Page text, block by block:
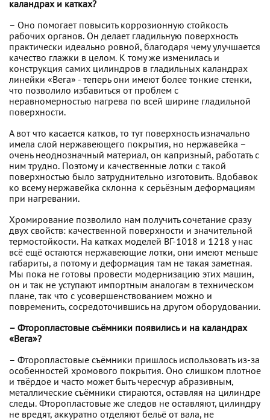
каландрах и катках?
– Оно помогает повысить коррозионную стойкость
рабочих органов. Он делает гладильную поверхность
практически идеально ровной, благодаря чему улучшается
качество глажки в целом. К тому же изменилась и
конструкция самих цилиндров в гладильных каландрах
линейки «Вега» - теперь они имеют более тонкие стенки,
что позволило избавиться от проблем с
неравномерностью нагрева по всей ширине гладильной
поверхности.
А вот что касается катков, то тут поверхность изначально
имела слой нержавеющего покрытия, но нержавейка –
очень неоднозначный материал, он капризный, работать с
ним трудно. Поэтому и качественные лотки с такой
поверхностью было затруднительно изготовить. Вдобавок
ко всему нержавейка склонна к серьёзным деформациям
при нагревании.
Хромирование позволило нам получить сочетание сразу
двух свойств: качественной поверхности и значительной
термостойкости. На катках моделей ВГ-1018 и 1218 у нас
всё ещё остаются нержавеющие лотки, они имеют меньше
габариты, а потому и деформация там не такая заметная.
Мы пока не готовы провести модернизацию этих машин,
он и так не уступают импортным аналогам в техническом
плане, так что с усовершенствованием можно и
повременить, сосредоточившись на другом оборудовании.
– Фторопластовые съёмники появились и на каландрах
«Вега»?
– Фторопластовые съёмники пришлось использовать из-за
особенностей хромового покрытия. Оно слишком плотное
и твёрдое и часто может быть чересчур абразивным,
металлические съёмники стираются, оставляя на цилиндре
следы. Фторопластовые же следов не оставляют, цилиндру
не вредят, аккуратно отделяют бельё от вала, не